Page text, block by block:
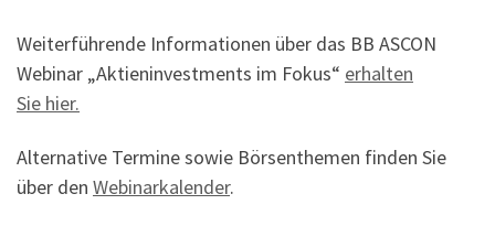
Weiterführende Informationen über das BB ASCON
Webinar „Aktieninvestments im Fokus“ erhalten
Sie hier.
Alternative Termine sowie Börsenthemen finden Sie
über den Webinarkalender.